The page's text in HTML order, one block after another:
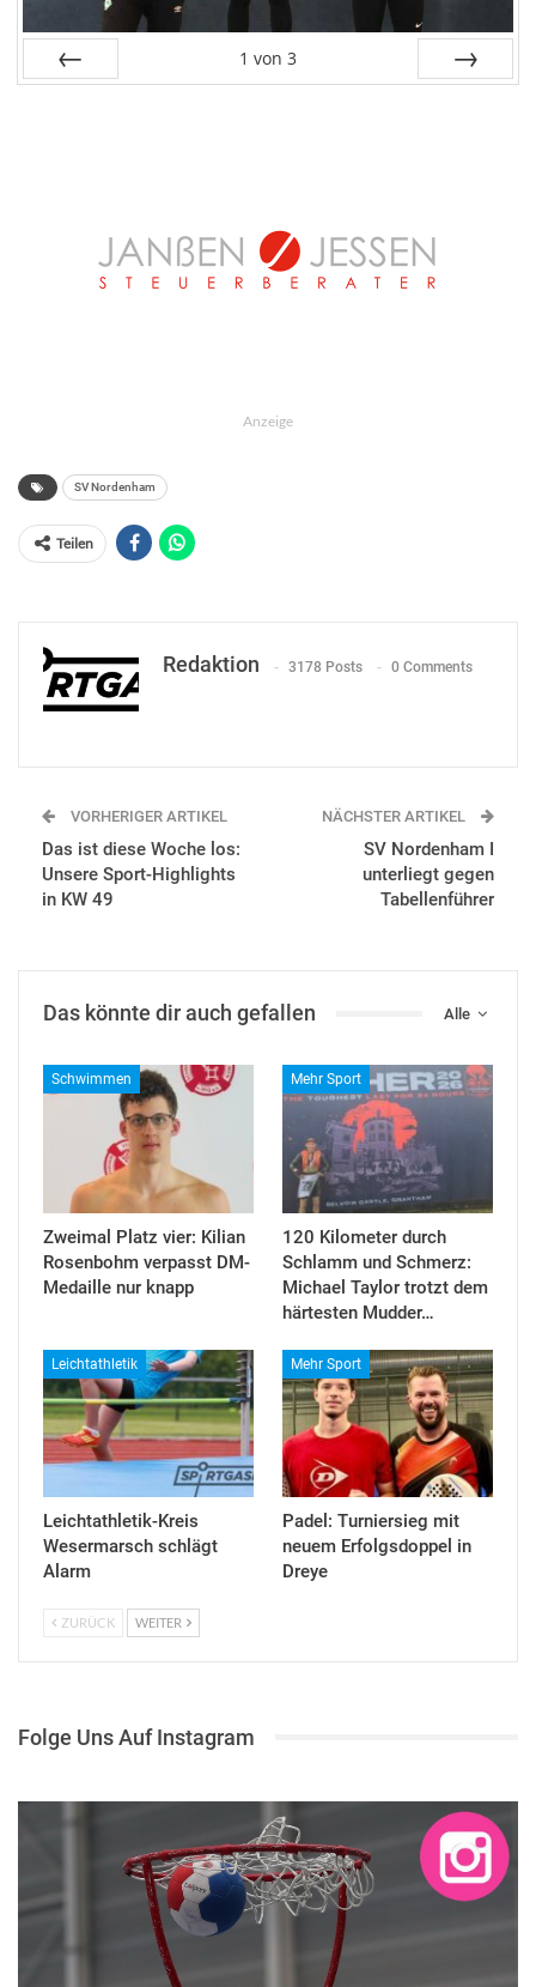
1 von 3
Anzeige
SV Nordenham
Teilen
Redaktion 3178 Posts 0 Comments
VORHERIGER ARTIKEL
Das ist diese Woche los:
Unsere Sport-Highlights
in KW 49
NÄCHSTER ARTIKEL
SV Nordenham I
unterliegt gegen
Tabellenführer
Alle
Das könnte dir auch gefallen
Schwimmen
Zweimal Platz vier: Kilian
Rosenbohm verpasst DM-
Medaille nur knapp
Mehr Sport
120 Kilometer durch
Schlamm und Schmerz:
Michael Taylor trotzt dem
härtesten Mudder…
Leichtathletik
Leichtathletik-Kreis
Wesermarsch schlägt
Alarm
Mehr Sport
Padel: Turniersieg mit
neuem Erfolgsdoppel in
Dreye
ZURÜCK WEITER
Folge Uns Auf Instagram